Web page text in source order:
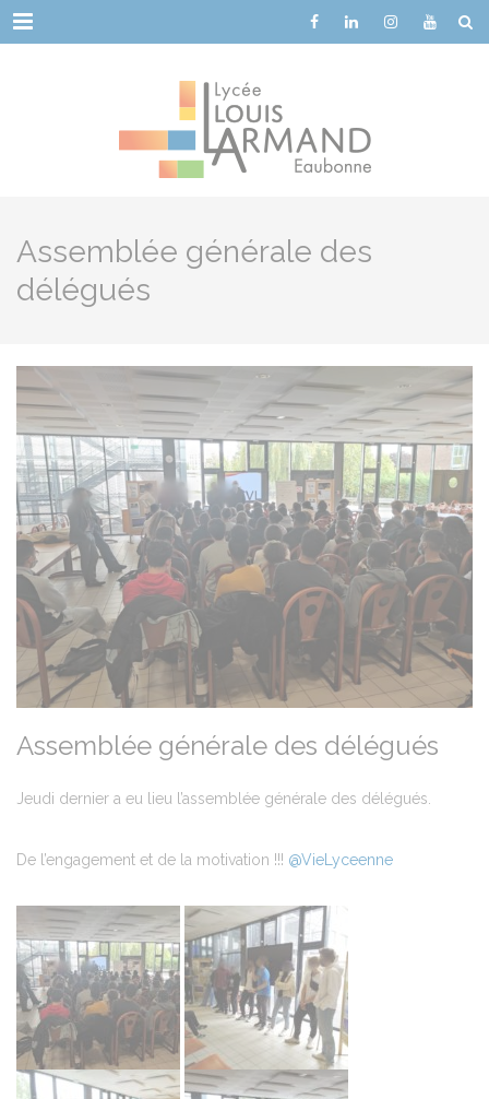
Menu
Assemblée générale des
délégués
Assemblée générale des délégués
Jeudi dernier a eu lieu l’assemblée générale des délégués.
De l’engagement et de la motivation !!! @VieLyceenne
Cookies management panel